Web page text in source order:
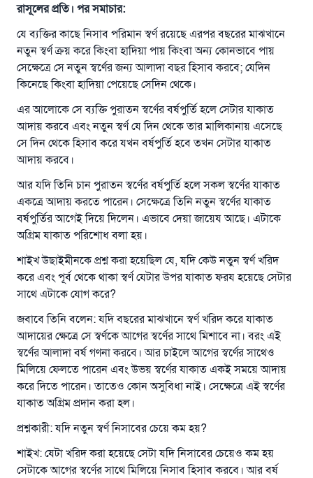
রাসূলের প্রতি। পর সমাচার:
যে ব্যক্তির কাছে নিসাব পরিমান স্বর্ণ রয়েছে এরপর বছরের মাঝখানে
নতুন স্বর্ণ ক্রয় করে কিংবা হাদিয়া পায় কিংবা অন্য কোনভাবে পায়
সেক্ষেত্রে সে নতুন স্বর্ণের জন্য আলাদা বছর হিসাব করবে; যেদিন
কিনেছে কিংবা হাদিয়া পেয়েছে সেদিন থেকে।
এর আলোকে সে ব্যক্তি পুরাতন স্বর্ণের বর্ষপুর্তি হলে সেটার যাকাত
আদায় করবে এবং নতুন স্বর্ণ যে দিন থেকে তার মালিকানায় এসেছে
সে দিন থেকে হিসাব করে যখন বর্ষপুর্তি হবে তখন সেটার যাকাত
আদায় করবে।
আর যদি তিনি চান পুরাতন স্বর্ণের বর্ষপুর্তি হলে সকল স্বর্ণের যাকাত
একত্রে আদায় করতে পারেন। সেক্ষেত্রে তিনি নতুন স্বর্ণের যাকাত
বর্ষপুর্তির আগেই দিয়ে দিলেন। এভাবে দেয়া জায়েয আছে। এটাকে
অগ্রিম যাকাত পরিশোধ বলা হয়।
শাইখ উছাইমীনকে প্রশ্ন করা হয়েছিল যে, যদি কেউ নতুন স্বর্ণ খরিদ
করে এবং পূর্ব থেকে থাকা স্বর্ণ যেটার উপর যাকাত ফরয হয়েছে সেটার
সাথে এটাকে যোগ করে?
জবাবে তিনি বলেন: যদি বছরের মাঝখানে স্বর্ণ খরিদ করে যাকাত
আদায়ের ক্ষেত্রে সে স্বর্ণকে আগের স্বর্ণের সাথে মিশাবে না। বরং এই
স্বর্ণের আলাদা বর্ষ গণনা করবে। আর চাইলে আগের স্বর্ণের সাথেও
মিলিয়ে ফেলতে পারেন এবং উভয় স্বর্ণের যাকাত একই সময়ে আদায়
করে দিতে পারেন। তাতেও কোন অসুবিধা নাই। সেক্ষেত্রে এই স্বর্ণের
যাকাত অগ্রিম প্রদান করা হল।
প্রশ্নকারী: যদি নতুন স্বর্ণ নিসাবের চেয়ে কম হয়?
শাইখ: যেটা খরিদ করা হয়েছে সেটা যদি নিসাবের চেয়েও কম হয়
সেটাকে আগের স্বর্ণের সাথে মিলিয়ে নিসাব হিসাব করবে। আর বর্ষ
উত্তর নম্বর ১১০৮৪৫ একটি বিবাহ রক্ষা
করেছিল।
উম্মাহকে উত্তর দিতে আমাদেরকে সহযোগিতা করুন
রাসূল সাল্লাল্লাহু আলাইহি ওয়া সাল্লাম বলেছেন
যে ব্যক্তি সৎ কর্মের পথ দেখাবে সে সৎকর্মকারীর সমান
সওয়াব পাবে
(সহিহ মুসলিম; ১৮৯৩)
এখনই শরীক হোন